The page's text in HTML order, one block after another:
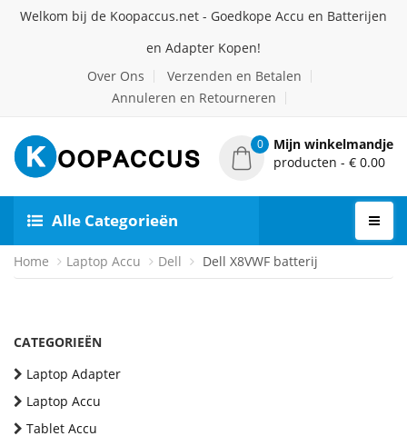
Welkom bij de Koopaccus.net - Goedkope Accu en Batterijen
en Adapter Kopen!
Over Ons
Verzenden en Betalen
Annuleren en Retourneren
0
Mijn winkelmandje
producten - € 0.00
Alle Categorieën
Home Laptop Accu Dell Dell X8VWF batterij
CATEGORIEËN
Laptop Adapter
Laptop Accu
Tablet Accu